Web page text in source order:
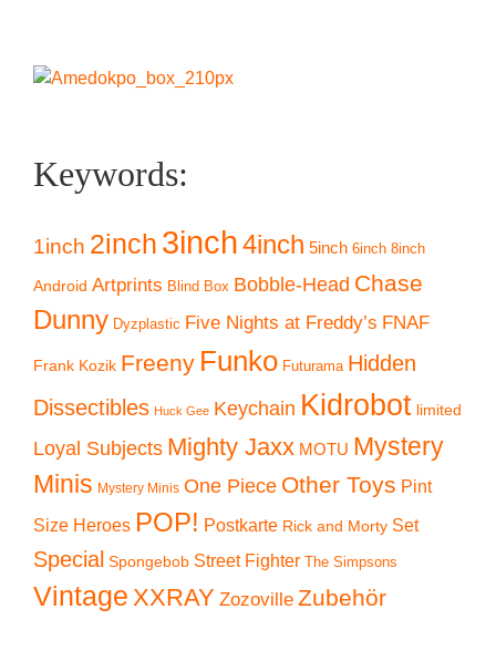
Keywords:
1inch 2inch 3inch4inch 5inch 6inch 8inch
Android Artprints Blind Box Bobble-Head Chase
Dunny Dyzplastic Five Nights at Freddy’s FNAF
Frank Kozik Freeny Funko Futurama Hidden
Dissectibles Huck Gee Keychain Kidrobot limited
Loyal Subjects Mighty Jaxx MOTU Mystery
Minis Mystery Minis One Piece Other Toys Pint
Size Heroes POP! Postkarte Rick and Morty Set
Special Spongebob Street Fighter The Simpsons
Vintage XXRAY Zozoville Zubehör